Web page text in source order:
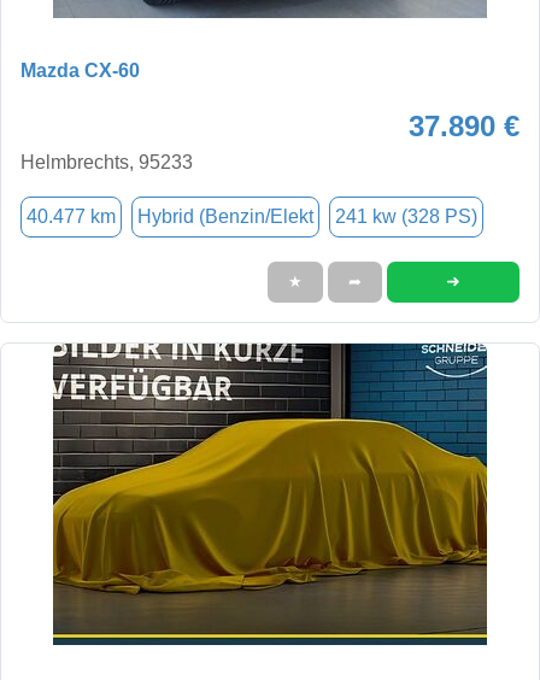
Mazda CX-60
37.890 €
Helmbrechts, 95233
40.477 km Hybrid (Benzin/Elekt 241 kw (328 PS)
★ ➦ ➜